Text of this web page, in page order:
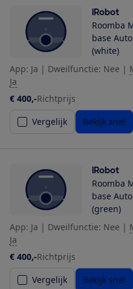
iRobot
Roomba
base
(white)
App: Ja | Dweilfunctie: Nee |
Ja
€ 400,-Richtprijs
Vergelijk
Bekijk snel
iRobot
Roomba
base
(green)
App: Ja | Dweilfunctie: Nee |
Ja
€ 400,-Richtprijs
Vergelijk
Bekijk snel